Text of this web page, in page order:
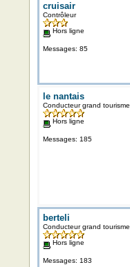
cruisair
Contrôleur
Hors ligne
Messages: 85
le nantais
Conducteur grand tourisme
Hors ligne
Messages: 185
berteli
Conducteur grand tourisme
Hors ligne
Messages: 183